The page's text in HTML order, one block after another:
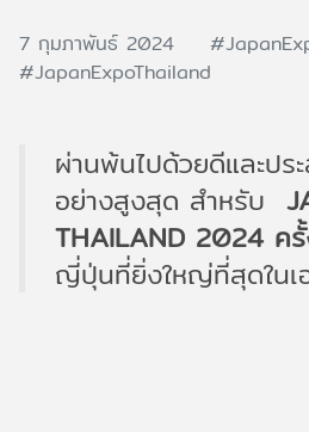
7 กุมภาพันธ์ 2024
#JapanExpoThailand
ผ่านพ้นไปด้วยดีและปร
อย่างสูงสุด สำหรับ
THAILAND 2024 ค
ญี่ปุ่นที่ยิ่งใหญ่ที่สุดในเ